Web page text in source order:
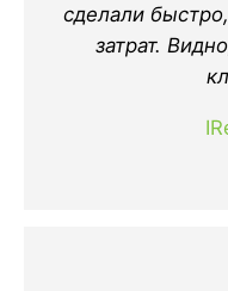
сделали
затрат.